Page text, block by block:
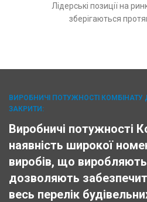
Лідерські позиції на
зберігаються
ВИРОБНИЧІ ПОТУЖНОСТІ
ЗАКРИТИ:
Виробничі потужності
наявність широкої
виробів, що
дозволяють
весь перелік